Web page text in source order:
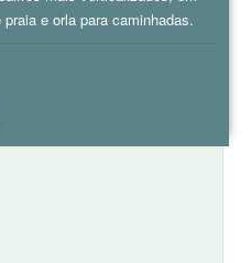
e orla para caminhadas.